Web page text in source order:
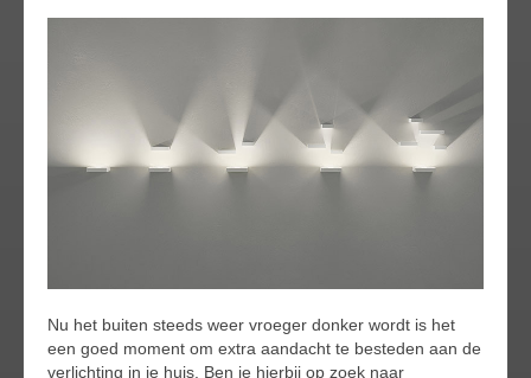
Nu het buiten steeds weer vroeger donker wordt is het
een goed moment om extra aandacht te besteden aan de
verlichting in je huis. Ben je hierbij op zoek naar